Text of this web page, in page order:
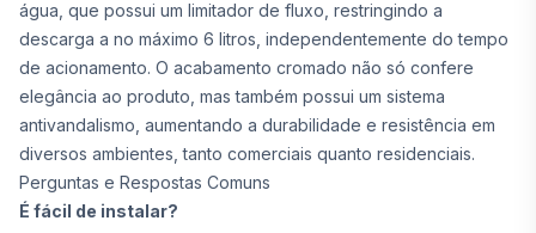
água, que possui um limitador de fluxo, restringindo a
descarga a no máximo 6 litros, independentemente do tempo
de acionamento. O acabamento cromado não só confere
elegância ao produto, mas também possui um sistema
antivandalismo, aumentando a durabilidade e resistência em
diversos ambientes, tanto comerciais quanto residenciais.
Perguntas e Respostas Comuns
É fácil de instalar?